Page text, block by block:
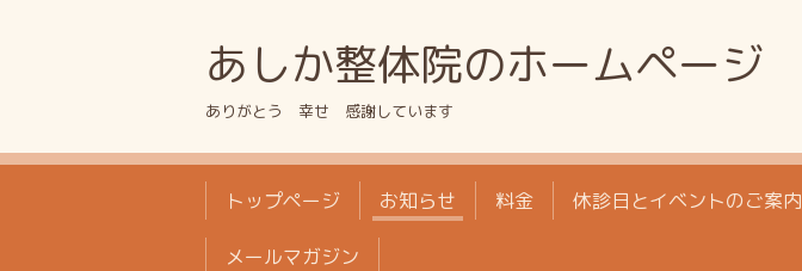
あしか整体院のホームページ
ありがとう 幸せ 感謝しています
トップページ お知らせ 料金 休診日とイベントのご案内
メールマガジン